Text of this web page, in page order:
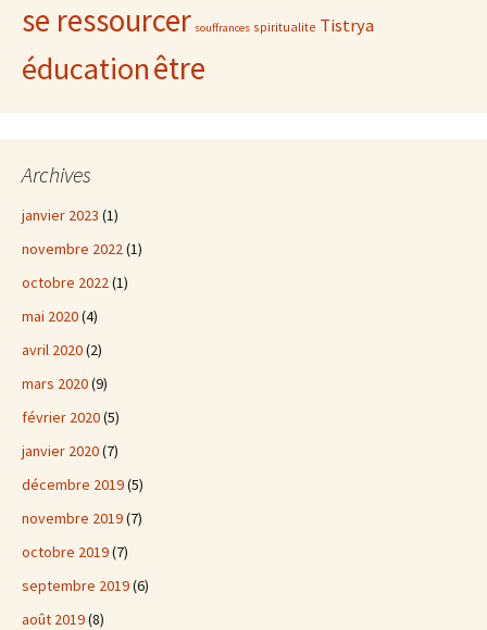
se ressourcer souffrances spiritualite Tistrya
éducationêtre
Archives
janvier 2023 (1)
novembre 2022(1)
octobre 2022(1)
mai 2020(4)
avril 2020(2)
mars 2020(9)
février 2020(5)
janvier 2020(7)
décembre 2019(5)
novembre 2019(7)
octobre 2019(7)
septembre 2019(6)
août 2019(8)